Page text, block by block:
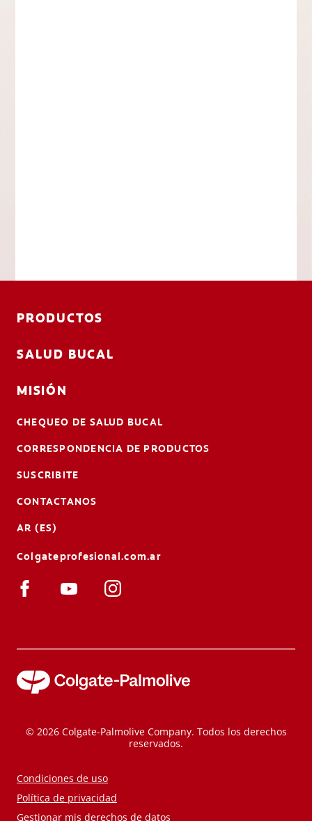
PRODUCTOS
SALUD BUCAL
MISIÓN
CHEQUEO DE SALUD BUCAL
CORRESPONDENCIA DE PRODUCTOS
SUSCRIBITE
CONTACTANOS
AR (ES)
Colgateprofesional.com.ar
© 2026 Colgate-Palmolive Company. Todos los derechos
reservados.
Condiciones de uso
Política de privacidad
Gestionar mis derechos de datos